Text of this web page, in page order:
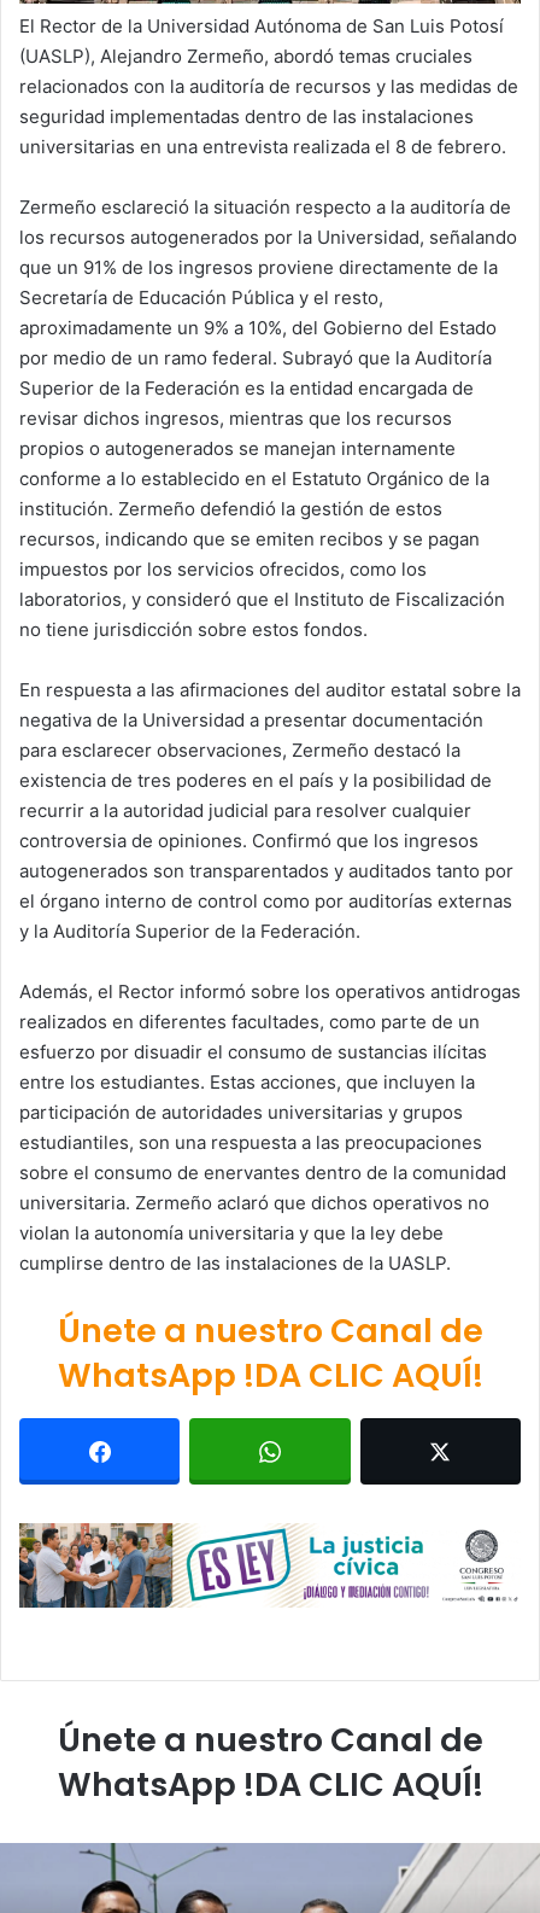
El Rector de la Universidad Autónoma de San Luis Potosí
(UASLP), Alejandro Zermeño, abordó temas cruciales
relacionados con la auditoría de recursos y las medidas de
seguridad implementadas dentro de las instalaciones
universitarias en una entrevista realizada el 8 de febrero.
Zermeño esclareció la situación respecto a la auditoría de
los recursos autogenerados por la Universidad, señalando
que un 91% de los ingresos proviene directamente de la
Secretaría de Educación Pública y el resto,
aproximadamente un 9% a 10%, del Gobierno del Estado
por medio de un ramo federal. Subrayó que la Auditoría
Superior de la Federación es la entidad encargada de
revisar dichos ingresos, mientras que los recursos
propios o autogenerados se manejan internamente
conforme a lo establecido en el Estatuto Orgánico de la
institución. Zermeño defendió la gestión de estos
recursos, indicando que se emiten recibos y se pagan
impuestos por los servicios ofrecidos, como los
laboratorios, y consideró que el Instituto de Fiscalización
no tiene jurisdicción sobre estos fondos.
En respuesta a las afirmaciones del auditor estatal sobre la
negativa de la Universidad a presentar documentación
para esclarecer observaciones, Zermeño destacó la
existencia de tres poderes en el país y la posibilidad de
recurrir a la autoridad judicial para resolver cualquier
controversia de opiniones. Confirmó que los ingresos
autogenerados son transparentados y auditados tanto por
el órgano interno de control como por auditorías externas
y la Auditoría Superior de la Federación.
Además, el Rector informó sobre los operativos antidrogas
realizados en diferentes facultades, como parte de un
esfuerzo por disuadir el consumo de sustancias ilícitas
entre los estudiantes. Estas acciones, que incluyen la
participación de autoridades universitarias y grupos
estudiantiles, son una respuesta a las preocupaciones
sobre el consumo de enervantes dentro de la comunidad
universitaria. Zermeño aclaró que dichos operativos no
violan la autonomía universitaria y que la ley debe
cumplirse dentro de las instalaciones de la UASLP.
Únete a nuestro Canal de
WhatsApp !DA CLIC AQUÍ!
Únete a nuestro Canal de
WhatsApp !DA CLIC AQUÍ!